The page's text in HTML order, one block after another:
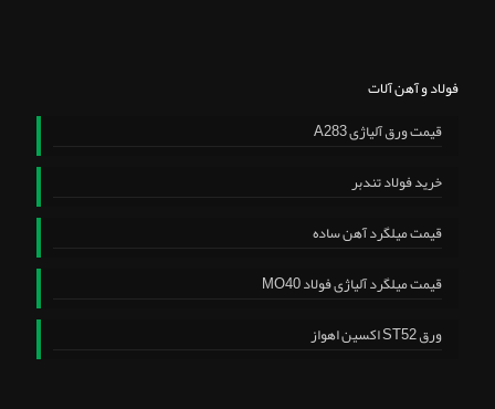
فولاد و آهن آلات
قیمت ورق آلیاژی A283
خرید فولاد تندبر
قیمت میلگرد آهن ساده
قیمت میلگرد آلیاژی فولاد MO40
ورق ST52 اکسین اهواز